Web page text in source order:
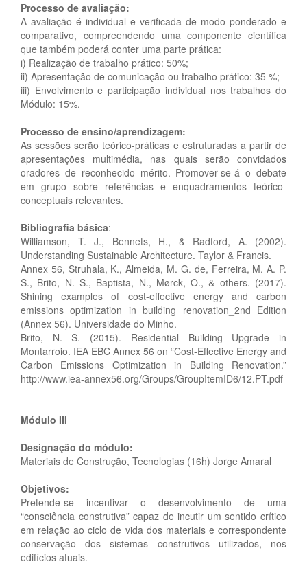
Processo de avaliação:
A avaliação é individual e verificada de modo ponderado e
comparativo, compreendendo uma componente científica
que também poderá conter uma parte prática:
i) Realização de trabalho prático: 50%;
ii) Apresentação de comunicação ou trabalho prático: 35 %;
iii) Envolvimento e participação individual nos trabalhos do
Módulo: 15%.
Processo de ensino/aprendizagem:
As sessões serão teórico-práticas e estruturadas a partir de
apresentações multimédia, nas quais serão convidados
oradores de reconhecido mérito. Promover-se-á o debate
em grupo sobre referências e enquadramentos teórico-
conceptuais relevantes.
Bibliografia básica:
Williamson, T. J., Bennets, H., & Radford, A. (2002).
Understanding Sustainable Architecture. Taylor & Francis.
Annex 56, Struhala, K., Almeida, M. G. de, Ferreira, M. A. P.
S., Brito, N. S., Baptista, N., Mørck, O., & others. (2017).
Shining examples of cost-effective energy and carbon
emissions optimization in building renovation_2nd Edition
(Annex 56). Universidade do Minho.
Brito, N. S. (2015). Residential Building Upgrade in
Montarroio. IEA EBC Annex 56 on “Cost-Effective Energy and
Carbon Emissions Optimization in Building Renovation.”
http://www.iea-annex56.org/Groups/GroupItemID6/12.PT.pdf
Módulo III
Designação do módulo:
Materiais de Construção, Tecnologias (16h) Jorge Amaral
Objetivos:
Pretende-se incentivar o desenvolvimento de uma
“consciência construtiva” capaz de incutir um sentido crítico
em relação ao ciclo de vida dos materiais e correspondente
conservação dos sistemas construtivos utilizados, nos
edifícios atuais.